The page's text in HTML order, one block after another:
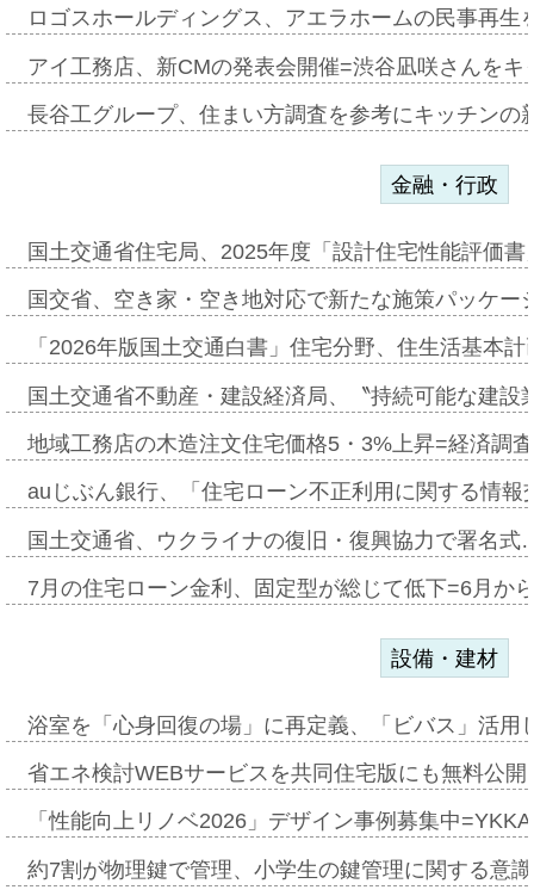
ロゴスホールディングス、アエラホームの民事再
アイ工務店、新CMの発表会開催=渋谷凪咲さんを
長谷工グループ、住まい方調査を参考にキッチン
金融・行政
国土交通省住宅局、2025年度「設計住宅性能評価
国交省、空き家・空き地対応で新たな施策パッケ
「2026年版国土交通白書」住宅分野、住生活基本
国土交通省不動産・建設経済局、〝持続可能な建
地域工務店の木造注文住宅価格5・3%上昇=経済調
auじぶん銀行、「住宅ローン不正利用に関する情
国土交通省、ウクライナの復旧・復興協力で署名
7月の住宅ローン金利、固定型が総じて低下=6月か
設備・建材
浴室を「心身回復の場」に再定義、「ビバス」活
省エネ検討WEBサービスを共同住宅版にも無料公
「性能向上リノベ2026」デザイン事例募集中
約7割が物理鍵で管理、小学生の鍵管理に関する意